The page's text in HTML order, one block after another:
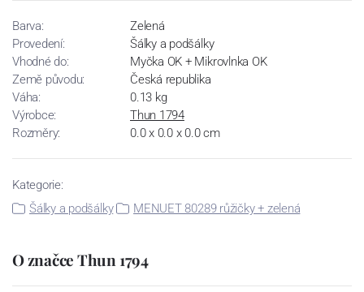
Barva:
Zelená
Provedení:
Šálky a podšálky
Vhodné do:
Myčka OK + Mikrovlnka OK
Země původu:
Česká republika
Váha:
0.13 kg
Výrobce:
Thun 1794
Rozměry:
0.0 x 0.0 x 0.0 cm
Kategorie:
Šálky a podšálky
MENUET 80289 růžičky + zelená
O značce Thun 1794